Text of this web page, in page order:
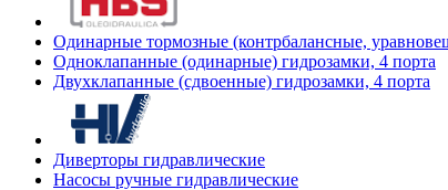
Одинарные тормозные (контрбалансные,
Одноклапанные (одинарные) гидрозамки, 4 порта
Двухклапанные (сдвоенные) гидрозамки, 4 порта
Диверторы гидравлические
Насосы ручные гидравлические